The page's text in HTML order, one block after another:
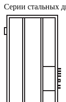
Серии стальных